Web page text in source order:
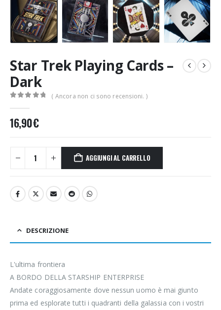
Star Trek Playing Cards –
Dark
( Ancora non ci sono recensioni. )
16,90€
AGGIUNGI AL CARRELLO
DESCRIZIONE
L'ultima frontiera
A BORDO DELLA STARSHIP ENTERPRISE
Andate coraggiosamente dove nessun uomo è mai giunto
prima ed esplorate tutti i quadranti della galassia con i vostri